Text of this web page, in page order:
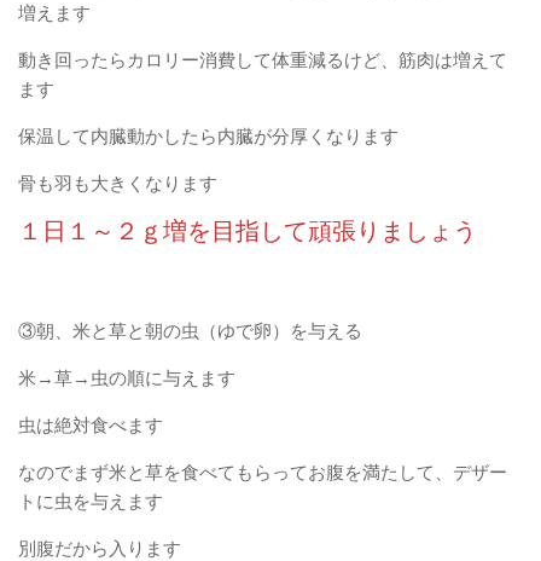
増えます
動き回ったらカロリー消費して体重減るけど、筋肉は増えて
ます
保温して内臓動かしたら内臓が分厚くなります
骨も羽も大きくなります
１日１～２ｇ増を目指して頑張りましょう
③朝、米と草と朝の虫（ゆで卵）を与える
米→草→虫の順に与えます
虫は絶対食べます
なのでまず米と草を食べてもらってお腹を満たして、デザー
トに虫を与えます
別腹だから入ります